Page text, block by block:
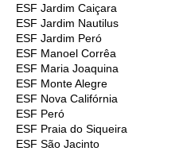
ESF Jardim Caiçara
ESF Jardim Nautilus
ESF Jardim Peró
ESF Manoel Corrêa
ESF Maria Joaquina
ESF Monte Alegre
ESF Nova Califórnia
ESF Peró
ESF Praia do Siqueira
ESF São Jacinto